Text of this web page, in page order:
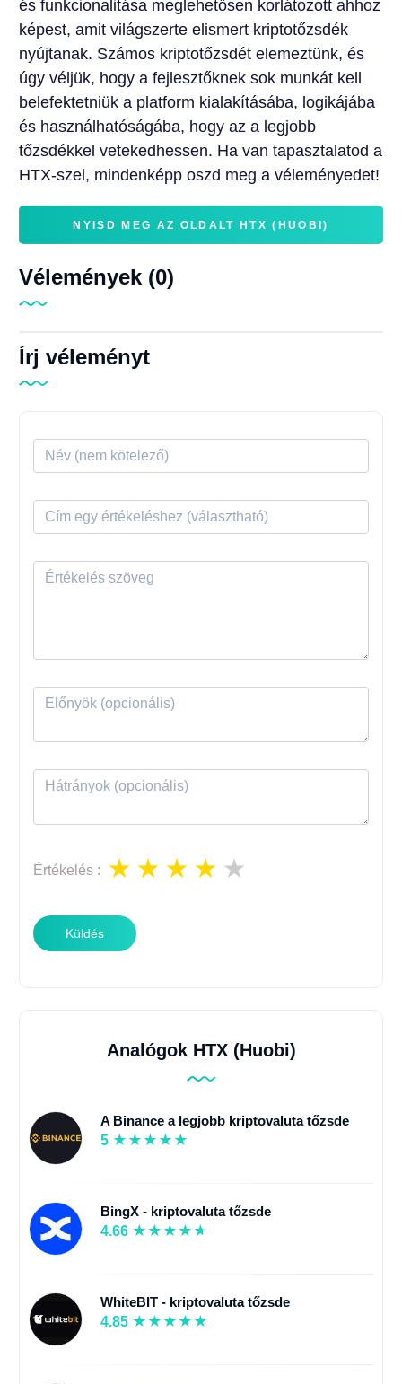
és funkcionalitása meglehetősen korlátozott ahhoz
képest, amit világszerte elismert kriptotőzsdék
nyújtanak. Számos kriptotőzsdét elemeztünk, és
úgy véljük, hogy a fejlesztőknek sok munkát kell
belefektetniük a platform kialakításába, logikájába
és használhatóságába, hogy az a legjobb
tőzsdékkel vetekedhessen. Ha van tapasztalatod a
HTX-szel, mindenképp oszd meg a véleményedet!
NYISD MEG AZ OLDALT HTX (HUOBI)
Vélemények (0)
Írj véleményt
Értékelés :
Küldés
Analógok HTX (Huobi)
A Binance a legjobb kriptovaluta tőzsde
5
BingX - kriptovaluta tőzsde
4.66
WhiteBIT - kriptovaluta tőzsde
4.85